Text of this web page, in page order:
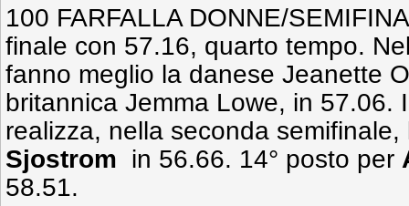
100 FARFALLA DONNE/
finale con 57.16, quarto tempo.
fanno meglio la danese Jeanette
britannica Jemma Lowe, in 57.06.
realizza, nella seconda
Sjostrom in 56.66. 14° posto per
58.51.